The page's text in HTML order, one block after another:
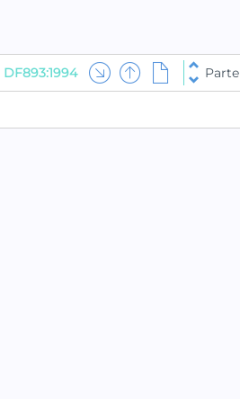
DF893:1994 Parte